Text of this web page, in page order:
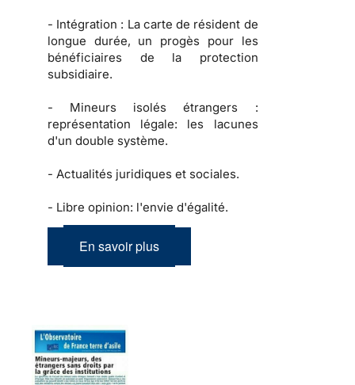
- Intégration : La carte de résident de
longue durée, un progès pour les
bénéficiaires de la protection
subsidiaire.
- Mineurs isolés étrangers :
représentation légale: les lacunes
d'un double système.
- Actualités juridiques et sociales.
- Libre opinion: l'envie d'égalité.
En savoir plus